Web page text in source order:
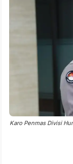
Karo Penmas Divisi